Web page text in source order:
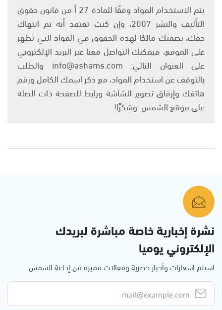
يتم الاستخدام المواد وفقًا للمادة 27 أ من قانون حقوق
التأليف والنشر 2007، وإن كنت تعتقد أنه تم انتهاك
حقك، بصفتك مالكًا لهذه الحقوق في المواد التي تظهر
على الموقع، فيمكنك التواصل معنا عبر البريد الإلكتروني
على العنوان التالي: info@ashams.com والطلب
بالتوقف عن استخدام المواد، مع ذكر اسمك الكامل ورقم
هاتفك وإرفاق تصوير للشاشة ورابط للصفحة ذات الصلة
على موقع الشمس. وشكرًا!
نشرة إخبارية خاصة مباشرة لبريدك
الإلكتروني يوميا
استلم اشعارات وأخبار حصرية ومقالات مميزة من إذاعة الشمس